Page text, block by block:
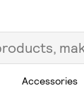
Accessories